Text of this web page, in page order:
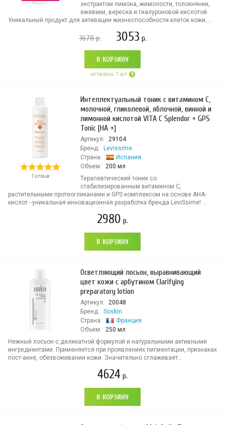
экстрактом лимона, жимолости, толокнянки,
ежевики, вереска и гиалуроновой кислотой.
Уникальный продукт для активации жизнеспособности клеток кожи,...
3678р. 3053 р.
В КОРЗИНУ
осталось 1 шт
1 отзыв
Интеллектуальный тоник с витамином С,
молочной, гликолевой, яблочной, винной и
лимонной кислотой VITA C Splendor + GPS
Tonic [HA +]
Артикул:
29104
Бренд:
Levissime
Страна:
Испания
Объем:
200 мл
Терапевтический тоник со
стабилизированным витамином С,
растительными протеогликанами и GPS комплексом на основе АНА-
кислот - уникальная инновационная разработка бренда LeviSsime! ...
2980 р.
В КОРЗИНУ
Осветляющий лосьон, выравнивающий
цвет кожи с арбутином Clarifying
preparatory lotion
Артикул:
20048
Бренд:
Soskin
Страна:
Франция
Объем:
250 мл
Нежный лосьон с деликатной формулой и натуральными активными
ингредиентами. Применяется при проявлениях пигментации, признаках
пост-акне, обезвоживании кожи. Значительно сглаживает...
4624 р.
В КОРЗИНУ